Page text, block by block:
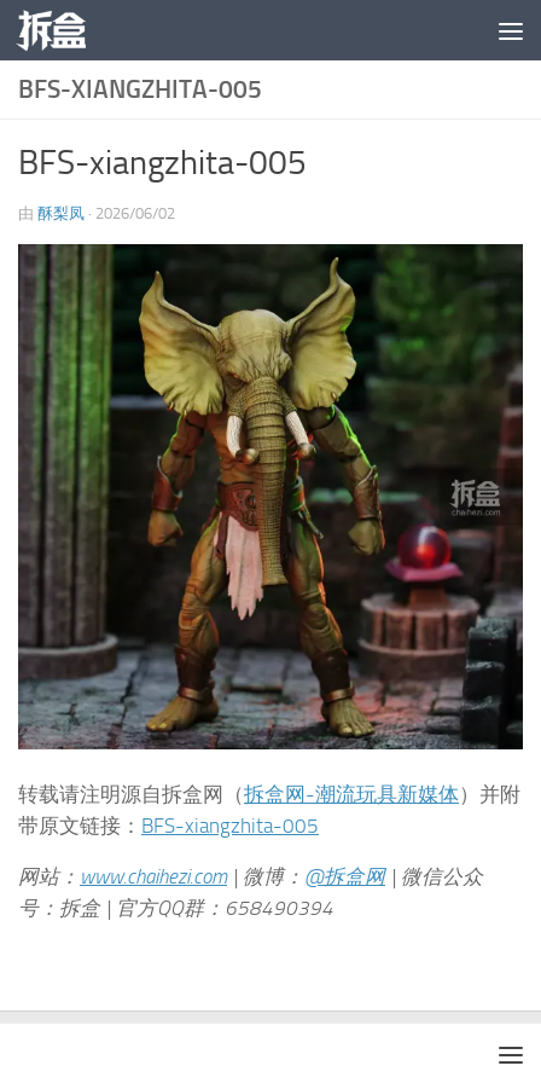
跳至内容
BFS-XIANGZHITA-005
BFS-xiangzhita-005
由 酥梨凤 · 2026/06/02
转载请注明源自拆盒网（拆盒网-潮流玩具新媒体）并附
带原文链接： BFS-xiangzhita-005
网站： www.chaihezi.com| 微博： @拆盒网| 微信公众
号：拆盒 | 官方QQ群：658490394